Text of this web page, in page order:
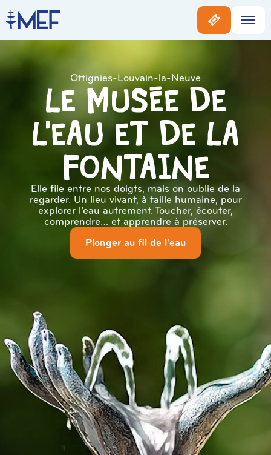
Ottignies-Louvain-la-Neuve
Le musée de
l'eau et de la
Fontaine
Elle file entre nos doigts, mais on oublie de la
regarder. Un lieu vivant, à taille humaine, pour
explorer l’eau autrement. Toucher, écouter,
comprendre… et apprendre à préserver.
Plonger au fil de l'eau